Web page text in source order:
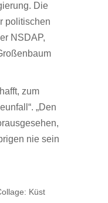
Die
politischen
NSDAP,
zum
„Den
nie sein
Küst